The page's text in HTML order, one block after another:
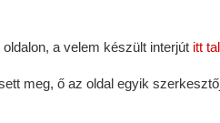
oldalon, a velem készült interjút itt
meg, ő az oldal egyik